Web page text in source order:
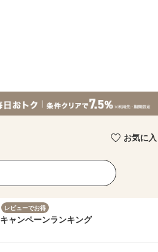
お気に入
レビューでお得
キャンペーンランキング